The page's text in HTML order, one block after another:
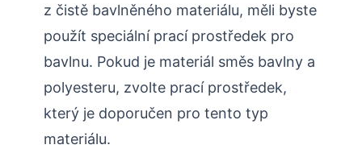
z čistě bavlněného materiálu, měli byste
použít speciální prací prostředek pro
bavlnu. Pokud je materiál směs bavlny a
polyesteru, zvolte prací prostředek,
který je doporučen pro tento typ
materiálu.